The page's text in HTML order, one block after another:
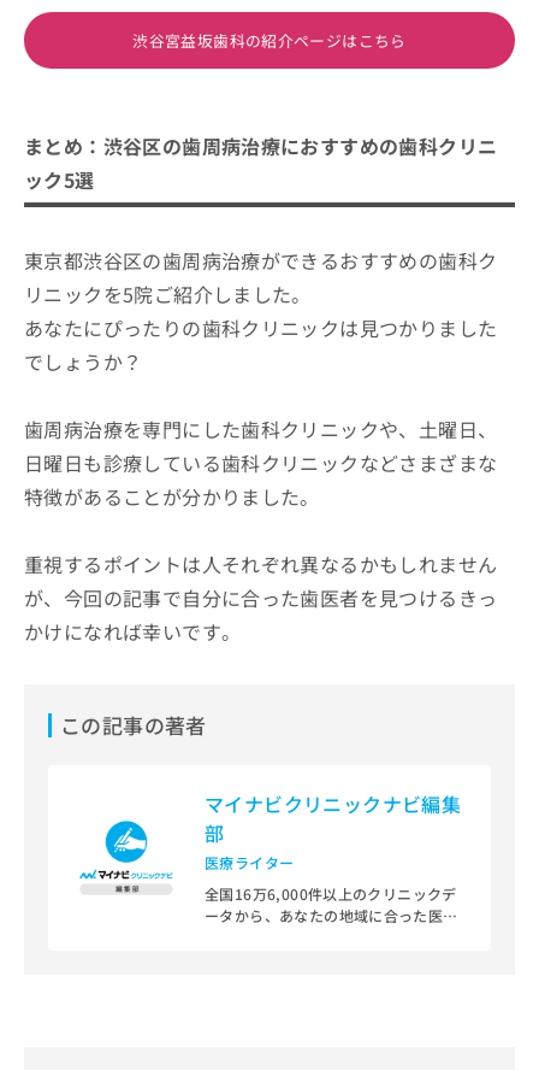
渋谷宮益坂歯科の紹介ページはこちら
まとめ：渋谷区の歯周病治療におすすめの歯科クリニ
ック5選
東京都渋谷区の歯周病治療ができるおすすめの歯科ク
リニックを5院ご紹介しました。
あなたにぴったりの歯科クリニックは見つかりました
でしょうか？
歯周病治療を専門にした歯科クリニックや、土曜日、
日曜日も診療している歯科クリニックなどさまざまな
特徴があることが分かりました。
重視するポイントは人それぞれ異なるかもしれません
が、今回の記事で自分に合った歯医者を見つけるきっ
かけになれば幸いです。
この記事の著者
マイナビクリニックナビ編集
部
医療ライター
全国16万6,000件以上のクリニックデ
ータから、あなたの地域に合った医療